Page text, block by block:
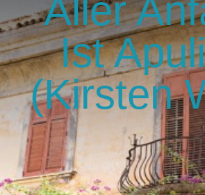
GlücksMond Atelier
Meine Lieblingsblogs
Über mich
Kontakt
Aller
Ist
(Kirsten